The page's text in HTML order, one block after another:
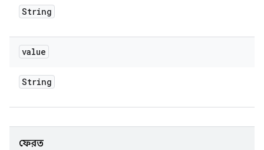
String
value
String
ফেরত